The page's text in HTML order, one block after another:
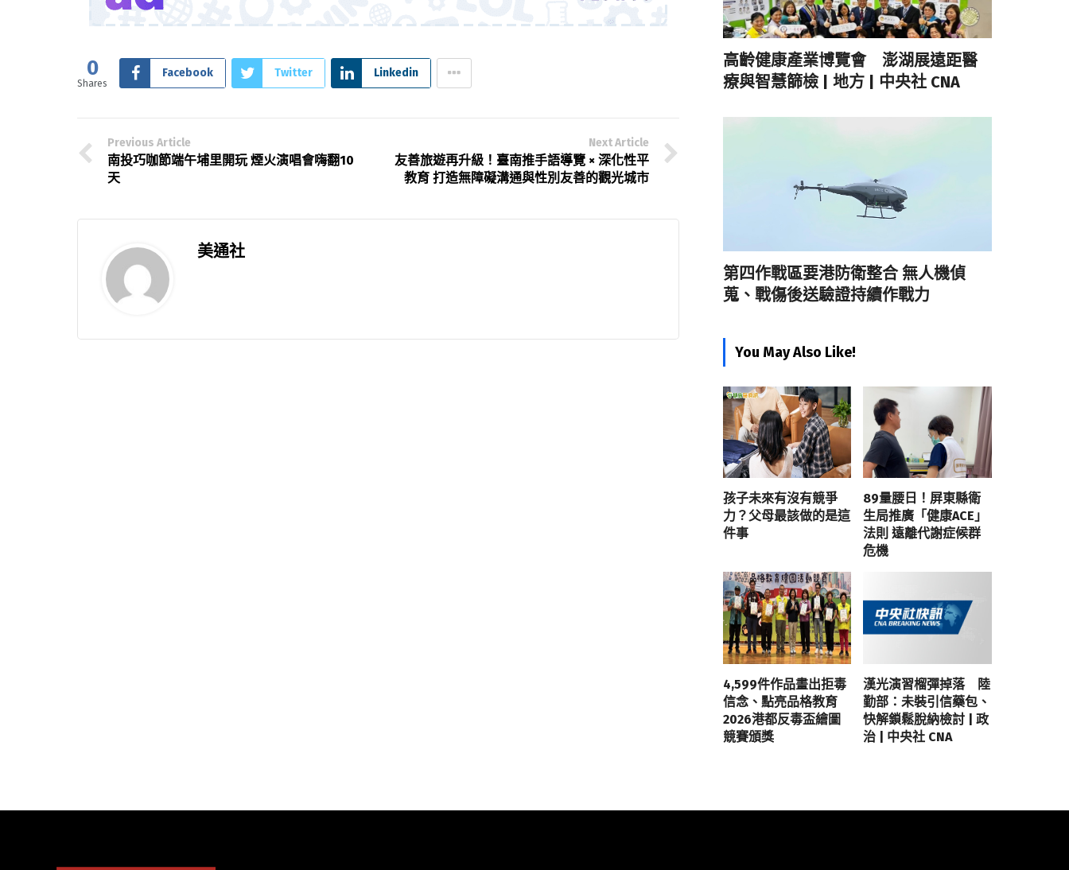
0
Shares
Facebook Twitter Linkedin
Previous Article
南投巧咖節端午埔里開玩 煙火演唱會嗨翻10
天
Next Article
友善旅遊再升級！臺南推手語導覽 × 深化性平
教育 打造無障礙溝通與性別友善的觀光城市
美通社
高齡健康產業博覽會 澎湖展遠距醫
療與智慧篩檢 | 地方 | 中央社 CNA
第四作戰區要港防衛整合 無人機偵
蒐、戰傷後送驗證持續作戰力
You May Also Like!
孩子未來有沒有競爭
力？父母最該做的是這
件事
89量腰日！屏東縣衛
生局推廣「健康ACE」
法則 遠離代謝症候群
危機
4,599件作品畫出拒毒
信念、點亮品格教育
2026港都反毒盃繪圖
競賽頒獎
漢光演習榴彈掉落 陸
勤部：未裝引信藥包、
快解鎖鬆脫納檢討 | 政
治 | 中央社 CNA